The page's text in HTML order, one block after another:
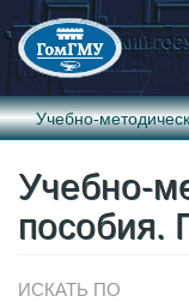
Учебно-
Учебно-
пособия.
ИСКАТЬ ПО